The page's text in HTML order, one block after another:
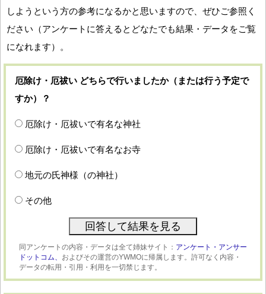
しようという方の参考になるかと思いますので、ぜひご参照く
ださい（アンケートに答えるとどなたでも結果・データをご覧
になれます）。
厄除け・厄祓い どちらで行いましたか（または行う予定で
すか）？
厄除け・厄祓いで有名な神社
厄除け・厄祓いで有名なお寺
地元の氏神様（の神社）
その他
同アンケートの内容・データは全て姉妹サイト： アンケート・アンサー
ドットコム、 およびその運営のYWMOに帰属します。許可なく内容・
データの転用・引用・利用を一切禁じます。